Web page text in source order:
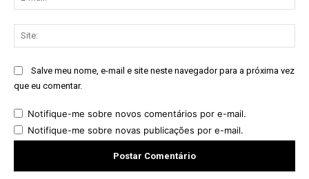
Salve meu nome, e-mail e site neste navegador para a próxima vez
que eu comentar.
Notifique-me sobre novos comentários por e-mail.
Notifique-me sobre novas publicações por e-mail.